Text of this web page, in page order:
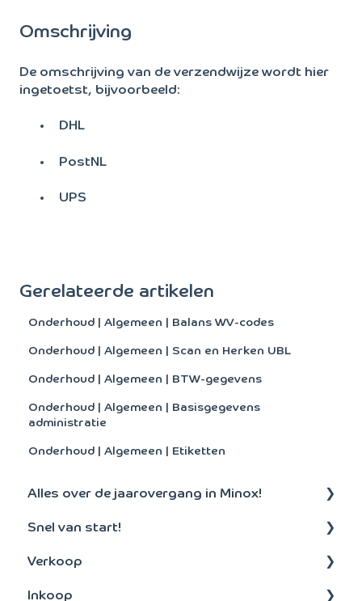
Omschrijving
De omschrijving van de verzendwijze wordt hier
ingetoetst, bijvoorbeeld:
DHL
PostNL
UPS
Gerelateerde artikelen
Onderhoud | Algemeen | Balans WV-codes
Onderhoud | Algemeen | Scan en Herken UBL
Onderhoud | Algemeen | BTW-gegevens
Onderhoud | Algemeen | Basisgegevens
administratie
Onderhoud | Algemeen | Etiketten
Alles over de jaarovergang in Minox!
Aanmaken nieuw boekjaar
Snel van start!
Algemeen
Verkoop
Debiteuren
Inkoop